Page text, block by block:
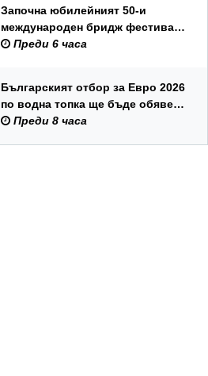
Започна юбилейният 50-и
международен бридж фестивал
„Варна“
Преди 6 часа
Българският отбор за Евро 2026
по водна топка ще бъде обявен
на 7 август
Преди 8 часа